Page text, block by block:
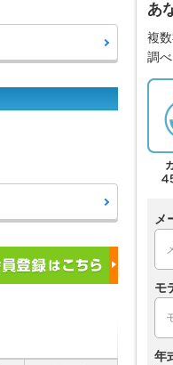
あ
複
調べ
メ
モ
年